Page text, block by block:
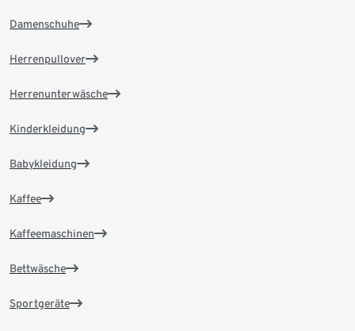
Damenschuhe
Herrenpullover
Herrenunterwäsche
Kinderkleidung
Babykleidung
Kaffee
Kaffeemaschinen
Bettwäsche
Sportgeräte